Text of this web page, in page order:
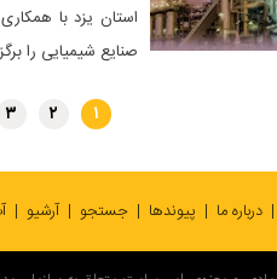
استان یزد با
صنایع شیمیایی را
۱ ۲ ۳
درباره ما پیوندها جستجو آرشیو